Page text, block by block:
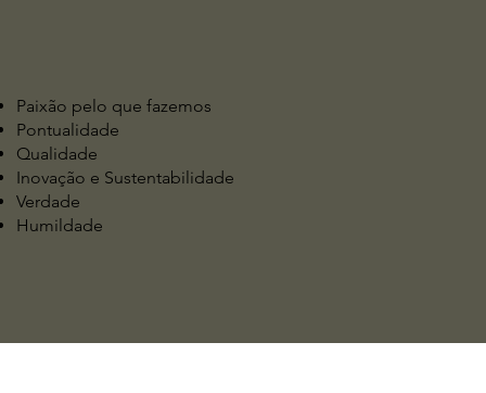
Paixão pelo que fazemos
Pontualidade
Qualidade
Inovação e Sustentabilidade
Verdade
Humildade